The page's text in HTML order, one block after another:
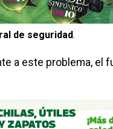
de seguridad.
a este problema, el